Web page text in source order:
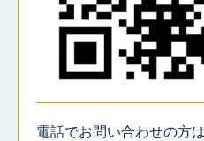
電話でお問い合わせの方